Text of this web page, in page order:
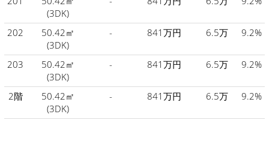
(3DK)
202
50.42㎡
(3DK)
- 841万円 6.5万 9.2%
203
50.42㎡
(3DK)
- 841万円 6.5万 9.2%
2階
50.42㎡
(3DK)
- 841万円 6.5万 9.2%